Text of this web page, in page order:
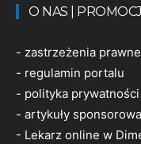
O NAS |
- zastrzeżenia prawne
- regulamin portalu
- polityka prywatności
- artykuły
- Lekarz online w